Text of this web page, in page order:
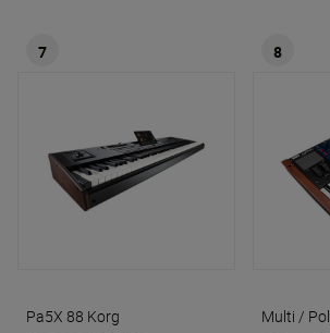
7
Pa5X 88 Korg
8
Multi /